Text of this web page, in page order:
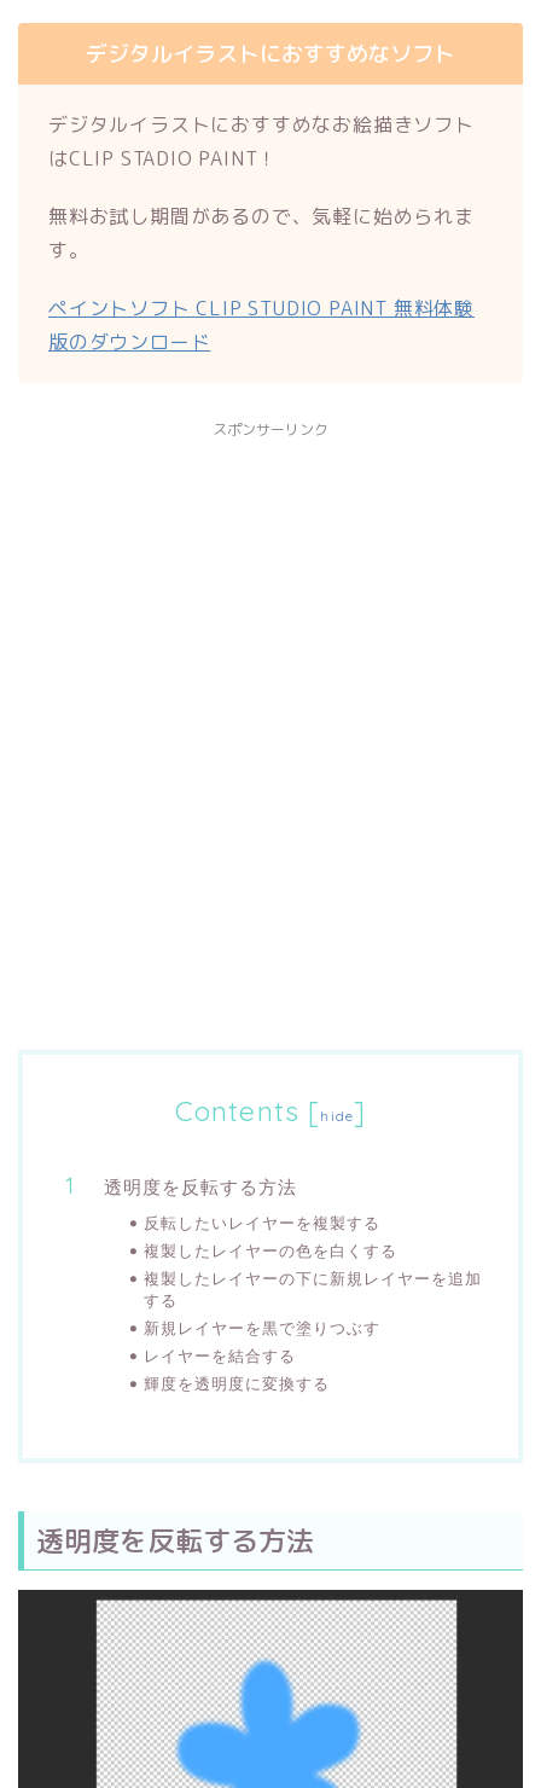
デジタルイラストにおすすめなソフト
デジタルイラストにおすすめなお絵描きソフト
はCLIP STADIO PAINT！
無料お試し期間があるので、気軽に始められま
す。
ペイントソフト CLIP STUDIO PAINT 無料体験
版のダウンロード
スポンサーリンク
Contents [ hide]
透明度を反転する方法
反転したいレイヤーを複製する
複製したレイヤーの色を白くする
複製したレイヤーの下に新規レイヤーを追加
する
新規レイヤーを黒で塗りつぶす
レイヤーを結合する
輝度を透明度に変換する
透明度を反転する方法